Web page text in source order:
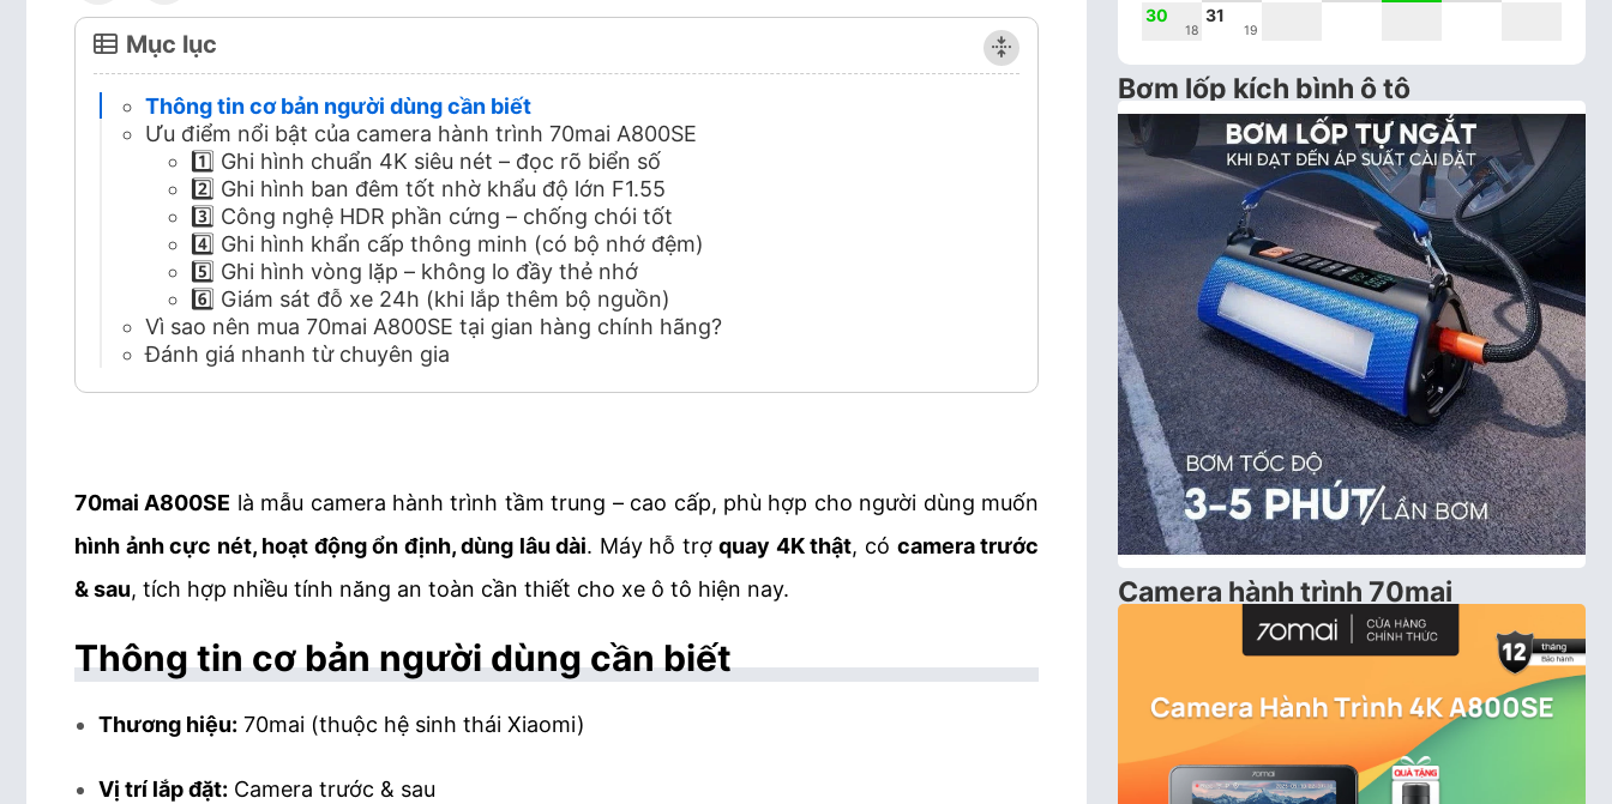
Mục lục
Thông tin cơ bản người dùng cần biết
Ưu điểm nổi bật của camera hành trình 70mai A800SE
1️⃣ Ghi hình chuẩn 4K siêu nét – đọc rõ biển số
2️⃣ Ghi hình ban đêm tốt nhờ khẩu độ lớn F1.55
3️⃣ Công nghệ HDR phần cứng – chống chói tốt
4️⃣ Ghi hình khẩn cấp thông minh (có bộ nhớ đệm)
5️⃣ Ghi hình vòng lặp – không lo đầy thẻ nhớ
6️⃣ Giám sát đỗ xe 24h (khi lắp thêm bộ nguồn)
Vì sao nên mua 70mai A800SE tại gian hàng chính hãng?
Đánh giá nhanh từ chuyên gia
70mai A800SE là mẫu camera hành trình tầm trung – cao cấp, phù hợp cho người dùng muốn
hình ảnh cực nét, hoạt động ổn định, dùng lâu dài. Máy hỗ trợquay 4K thật, có camera trước
& sau, tích hợp nhiều tính năng an toàn cần thiết cho xe ô tô hiện nay.
Thông tin cơ bản người dùng cần biết
Thương hiệu: 70mai (thuộc hệ sinh thái Xiaomi)
Vị trí lắp đặt: Camera trước & sau
30
18
31
19
Bơm lốp kích bình ô tô
Camera hành trình 70mai